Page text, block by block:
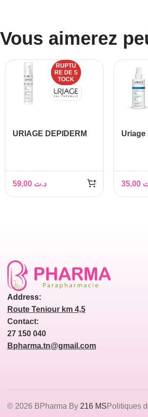
Vous aimerez
RUPTU
RE DE S
TOCK
URIAGE DEPIDERM
د.ت
Uriage
Address:
Route Teniour km 4,5
Contact:
27 150 040
Bpharma.tn@gmail.com
© 2026 BPharma By 216 MSPolitiques